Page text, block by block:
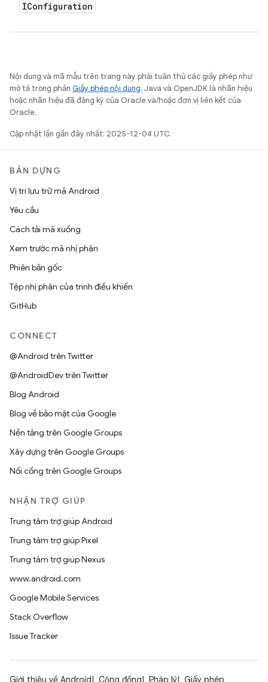
IConfiguration
Nội dung và mã mẫu trên trang này phải tuân thủ các giấy phép như
mô tả trong phần Giấy phép nội dung. Java và OpenJDK là nhãn hiệu
hoặc nhãn hiệu đã đăng ký của Oracle và/hoặc đơn vị liên kết của
Oracle.
Cập nhật lần gần đây nhất: 2025-12-04 UTC.
BẢN DỰNG
Vị trí lưu trữ mã Android
Yêu cầu
Cách tải mã xuống
Xem trước mã nhị phân
Phiên bản gốc
Tệp nhị phân của trình điều khiển
GitHub
CONNECT
@Android trên Twitter
@AndroidDev trên Twitter
Blog Android
Blog về bảo mật của Google
Nền tảng trên Google Groups
Xây dựng trên Google Groups
Nối cổng trên Google Groups
NHẬN TRỢ GIÚP
Trung tâm trợ giúp Android
Trung tâm trợ giúp Pixel
Trung tâm trợ giúp Nexus
www.android.com
Google Mobile Services
Stack Overflow
Issue Tracker
Giới thiệu về Android Cộng đồng Pháp lý Giấy phép